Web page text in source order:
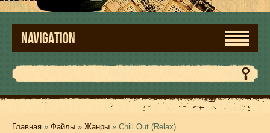
NAVIGATION
Главная » Файлы » Жанры » Chill Out (Relax)